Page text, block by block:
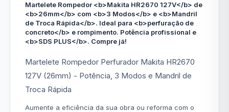
Martelete Rompedor <b>Makita HR2670 127V</b> de
<b>26mm</b> com <b>3 Modos</b> e <b>Mandril
de Troca Rápida</b>. Ideal para <b>perfuração de
concreto</b> e rompimento. Potência profissional e
<b>SDS PLUS</b>. Compre já!
Martelete Rompedor Perfurador Makita HR2670
127V (26mm) - Potência, 3 Modos e Mandril de
Troca Rápida
Aumente a eficiência da sua obra ou reforma com o